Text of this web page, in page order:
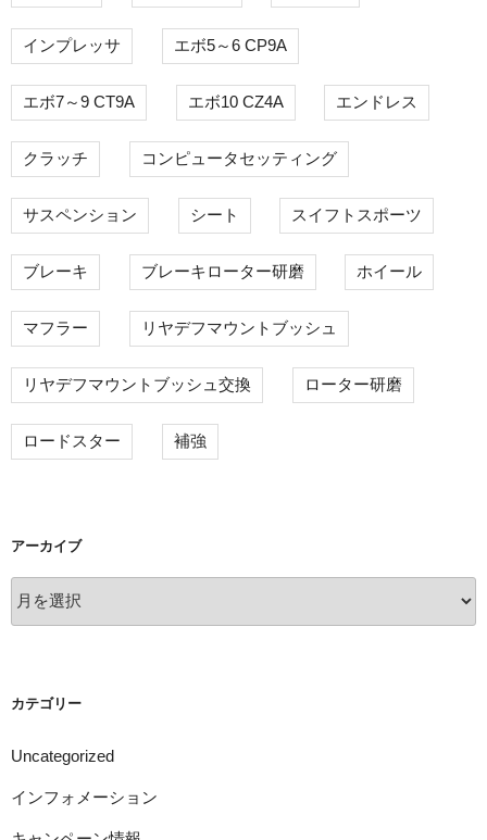
インプレッサ エボ5～6 CP9A
エボ7～9 CT9A エボ10 CZ4A エンドレス
クラッチ コンピュータセッティング
サスペンション シート スイフトスポーツ
ブレーキ ブレーキローター研磨 ホイール
マフラー リヤデフマウントブッシュ
リヤデフマウントブッシュ交換 ローター研磨
ロードスター 補強
アーカイブ
ー
カテゴリー
Uncategorized
インフォメーション